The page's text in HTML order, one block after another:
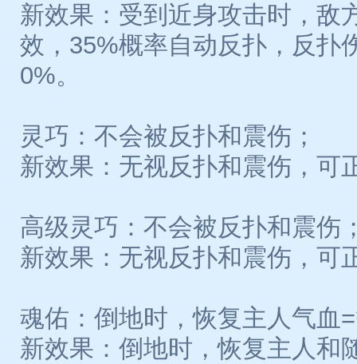
新效果：受到近身攻击时，敌
效，35%概率自动反扑，反扑
0%。
灵巧：不会被反扑和震伤；
新效果：无视反扑和震伤，可
高级灵巧：不会被反扑和震伤
新效果：无视反扑和震伤，可
魂佑：倒地时，恢复主人气血
新效果：倒地时，恢复主人和